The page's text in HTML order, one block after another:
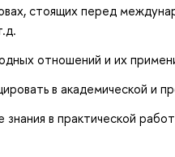
стоящих перед
отношений и их
в академической и
в практической